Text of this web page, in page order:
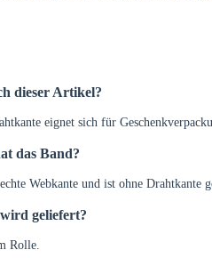
dieser Artikel?
eignet sich für
das Band?
Webkante und ist ohne Drahtkante
geliefert?
Rolle.